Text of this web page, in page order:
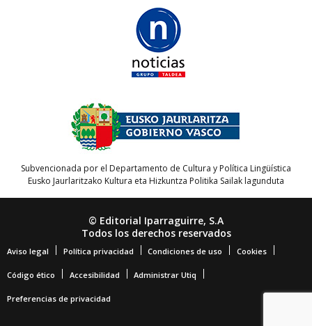
Subvencionada por el Departamento de Cultura y Política Lingüística
Eusko Jaurlaritzako Kultura eta Hizkuntza Politika Sailak lagunduta
© Editorial Iparraguirre, S.A
Todos los derechos reservados
Aviso legal Política privacidad Condiciones de uso Cookies
Código ético Accesibilidad Administrar Utiq
Preferencias de privacidad